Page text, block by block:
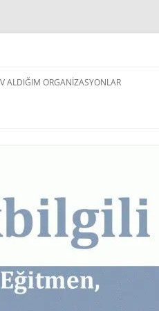
ALDIĞIM ORGANIZASYONLAR